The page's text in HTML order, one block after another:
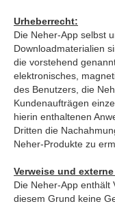
Urheberrecht:
Die Neher-App selbst
Downloadmaterialien
die vorstehend
elektronisches,
des Benutzers, die
Kundenaufträgen
hierin enthaltenen
Dritten die
Neher-Produkte zu
Verweise und
Die Neher-App enthält
diesem Grund keine